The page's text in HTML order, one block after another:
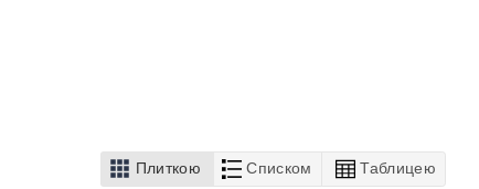
Плиткою Списком Таблицею